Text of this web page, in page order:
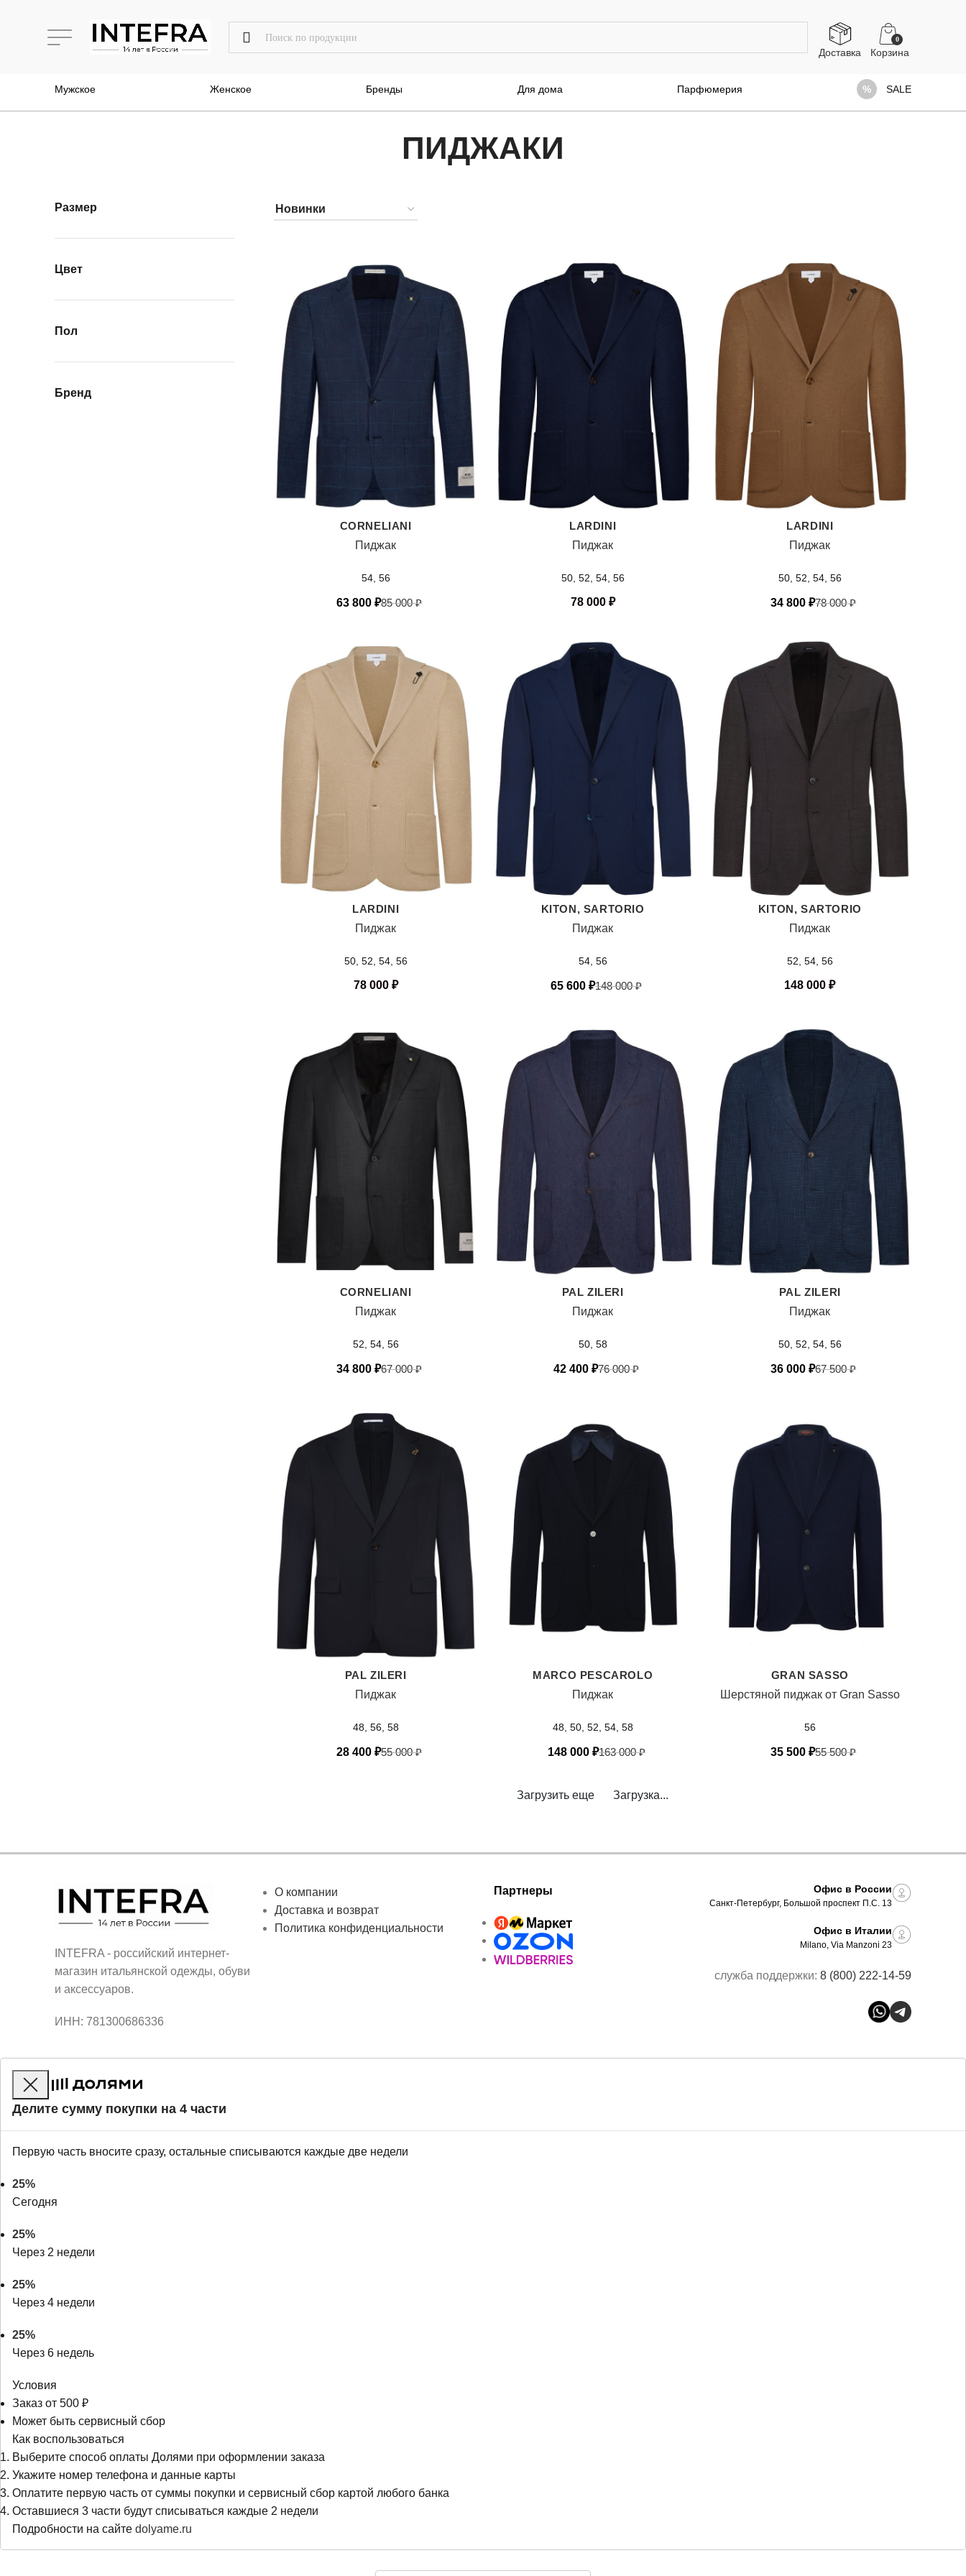
Доставка
0
Мужское Женское Бренды Для дома Парфюмерия SALE
ПИДЖАКИ
Размер
Цвет
Пол
Бренд
CORNELIANI
Пиджак
54, 56
63 800₽85 000₽
LARDINI
Пиджак
50, 52, 54, 56
78 000 ₽
LARDINI
Пиджак
50, 52, 54, 56
34 800₽78 000₽
LARDINI
Пиджак
50, 52, 54, 56
78 000 ₽
KITON, SARTORIO
Пиджак
54, 56
65 600₽148 000₽
KITON, SARTORIO
Пиджак
52, 54, 56
148 000₽
CORNELIANI
Пиджак
52, 54, 56
34 800₽67 000₽
PAL ZILERI
Пиджак
50, 58
42 400₽76 000₽
PAL ZILERI
Пиджак
50, 52, 54, 56
36 000₽67 500₽
PAL ZILERI
Пиджак
48, 56, 58
28 400₽55 000₽
MARCO PESCAROLO
Пиджак
48, 50, 52, 54, 58
163 000₽
148 000 ₽
GRAN SASSO
Шерстяной пиджак от Gran Sasso
56
35 500₽55 500₽
Загрузить еще Загрузка...
INTEFRA - российский интернет-
магазин итальянской одежды, обуви
и аксессуаров.
ИНН: 781300686336
О компании
Доставка и возврат
Политика конфиденциальности
Партнеры Офис в России
Санкт-Петербург, Большой проспект П.С. 13
Офис в Италии
Milano, Via Manzoni 23
служба поддержки: 8 (800) 222-14-59
Делите сумму покупки на 4 части
Первую часть вносите сразу, остальные списываются каждые две недели
25%
Сегодня
25%
Через 2 недели
25%
Через 4 недели
25%
Через 6 недель
Условия
Заказ от 500 ₽
Может быть сервисный сбор
Как воспользоваться
Выберите способ оплаты Долями при оформлении заказа
Укажите номер телефона и данные карты
Оплатите первую часть от суммы покупки и сервисный сбор картой любого банка
Оставшиеся 3 части будут списываться каждые 2 недели
Подробности на сайте dolyame.ru